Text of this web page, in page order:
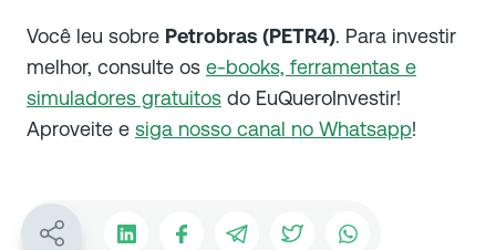
Você leu sobre Petrobras (PETR4). Para investir
melhor, consulte os e-books, ferramentas e
simuladores gratuitos do EuQueroInvestir!
Aproveite e siga nosso canal no Whatsapp!